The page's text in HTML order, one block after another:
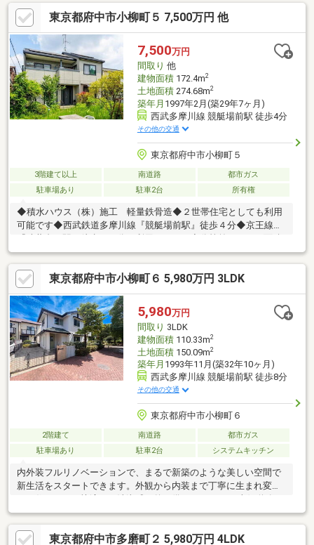
らしいスローライフを満喫できます。4LDKの間取りはゆとりがあ
り、ご家族での暮らしはもちろん、リモートワークや趣味の部屋
としても活用できます。また、古民家風のレトロな雰囲気は、DIY
好きの方にはたまらない魅力。味の素スタジアムも徒歩8分なの
で、スポーツ観戦やイベント好きの方にもおすすめです。この特
別な空間で、新しい物語を始めてみませんか？
東京都府中市小柳町５ 7,500万円 他
7,500万円
間取り 他
建物面積172.4m2
土地面積274.68m2
築年月 1997年2月(築29年7ヶ月)
西武多摩川線 競艇場前駅 徒歩4分
その他の交通
東京都府中市小柳町５
3階建て以上 南道路
都市ガス
駐車場あり
駐車2台 所有権
◆積水ハウス（株）施工 軽量鉄骨造◆２世帯住宅としても利用
可能です◆西武鉄道多摩川線『競艇場前駅』徒歩４分◆京王線
『武蔵台』駅 徒歩２０分も利用できます◆分筆前のため、面積
の増減相談可能です
東京都府中市小柳町６ 5,980万円 3LDK
5,980万円
間取り 3LDK
建物面積110.33m2
土地面積150.09m2
築年月 1993年11月(築32年10ヶ月)
西武多摩川線 競艇場前駅 徒歩8分
その他の交通
東京都府中市小柳町６
2階建て 南道路
都市ガス
駐車場あり
駐車2台 システムキッチン
内外装フルリノベーションで、まるで新築のような美しい空間で
新生活をスタートできます。外観から内装まで丁寧に生まれ変わ
面した立地で陽当り良好。日中は自然光が差し込み、明るく開放
的な室内環境が魅力です。カースペースは２台分確保されてお
り、ご家族それぞれのマイカーもゆとりを持って駐車できます。
東京都府中市多磨町２ 5,980万円 4LDK